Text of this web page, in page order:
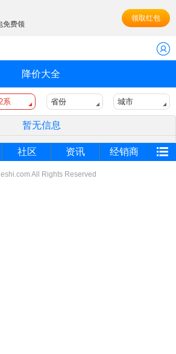
免费领
领取红包
降价大全
系 省份 城市
暂无信息
社区 资讯 经销商
All Rights Reserved